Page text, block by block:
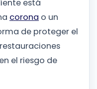
está
corona o un
de proteger el
el riesgo de